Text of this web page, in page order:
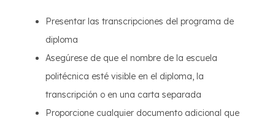
Presentar las transcripciones del programa de
diploma
Asegúrese de que el nombre de la escuela
politécnica esté visible en el diploma, la
transcripción o en una carta separada
Proporcione cualquier documento adicional que